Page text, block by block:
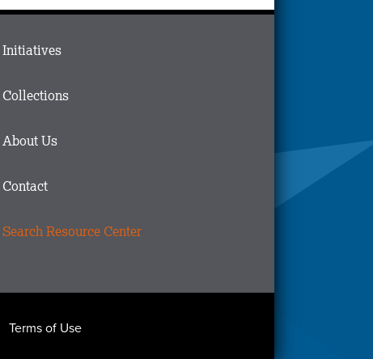
Main
Footer
Initiatives
Collections
About Us
Contact
Search Resource Center
Terms of Use